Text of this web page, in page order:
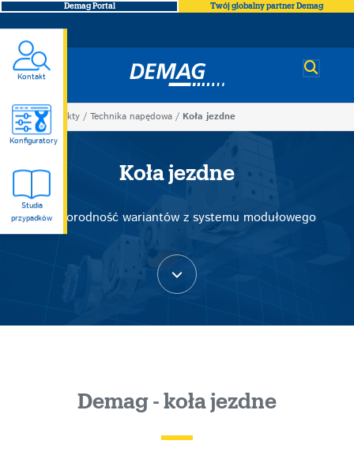
Demag Portal Twój globalny partner Demag
Demag
You
are
here
Produkty Technika napędowa Koła jezdne
Kontakt
Konfiguratory
Studia
przypadków
Koła
jezdne
Koła jezdne
Różnorodność wariantów z systemu modułowego
Demag - koła jezdne